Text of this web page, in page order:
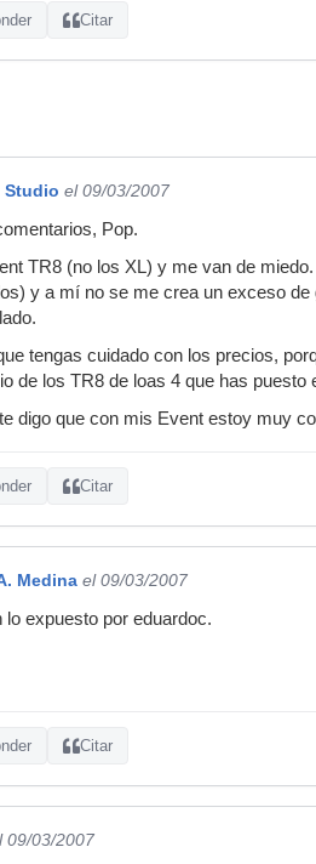
Citar
el 09/03/2007
Pop.
TR8 (no los XL) y me van de
y a mí no se me crea un exceso
tengas cuidado con los precios,
de los TR8 de loas 4 que has puesto
digo que con mis Event estoy muy
Citar
Medina el 09/03/2007
lo expuesto por eduardoc.
Citar
09/03/2007